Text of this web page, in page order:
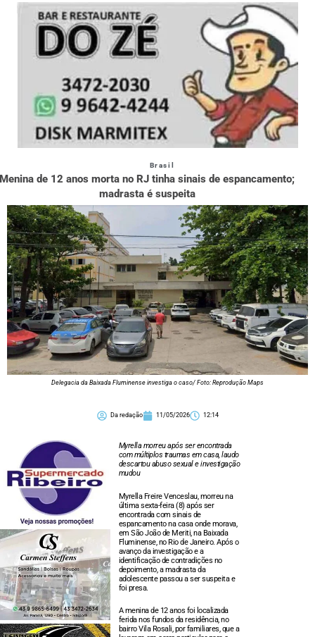
Brasil
Menina de 12 anos morta no RJ tinha sinais de espancamento;
madrasta é suspeita
Delegacia da Baixada Fluminense investiga o caso/ Foto: Reprodução Maps
Da redação 11/05/2026 12:14
Myrella morreu após ser encontrada
com múltiplos traumas em casa, laudo
descartou abuso sexual e investigação
mudou
Myrella Freire Venceslau, morreu na
última sexta-feira (8) após ser
encontrada com sinais de
espancamento na casa onde morava,
em São João de Meriti, na Baixada
Fluminense, no Rio de Janeiro. Após o
avanço da investigação e a
identificação de contradições no
depoimento, a madrasta da
adolescente passou a ser suspeita e
foi presa.
A menina de 12 anos foi localizada
ferida nos fundos da residência, no
bairro Vila Rosali, por familiares, que a